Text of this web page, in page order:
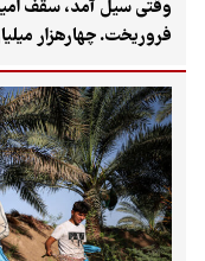
وقتی سیل آمد، سقف
فروریخت. چهارهزار
چشم‌برهم‌زدنی به
بدهی‌های بانکی و
مردمی که انگار
رسیده که مطالبه بررسی
نمازجمعه کشیده است.
بمباران کشور، سیلی